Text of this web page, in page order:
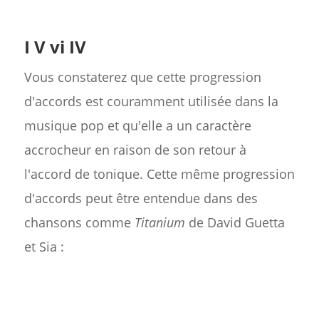
I V vi IV
Vous constaterez que cette progression
d'accords est couramment utilisée dans la
musique pop et qu'elle a un caractère
accrocheur en raison de son retour à
l'accord de tonique. Cette même progression
d'accords peut être entendue dans des
chansons comme Titanium de David Guetta
et Sia :